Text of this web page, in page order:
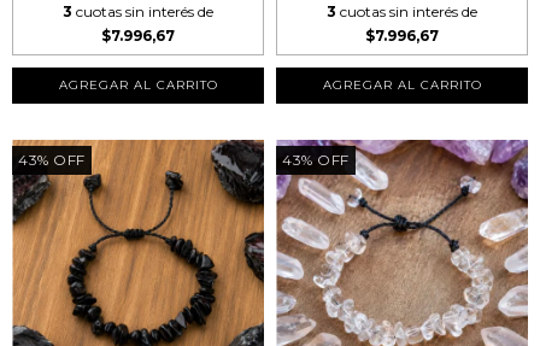
3 cuotas sin interés de
$7.996,67
3 cuotas sin interés de
$7.996,67
43% OFF 43% OFF